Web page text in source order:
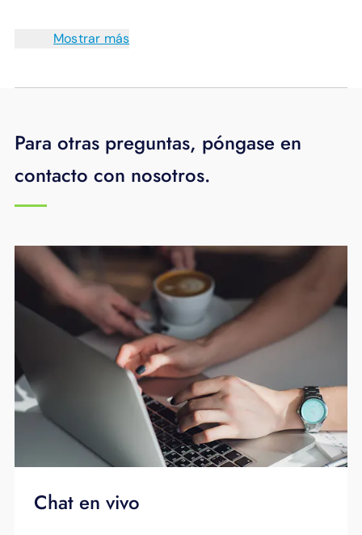
Mostrar más
Para otras preguntas, póngase en
contacto con nosotros.
Chat en vivo